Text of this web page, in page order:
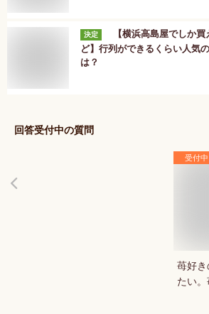
決定
【横浜高島屋でしか
ど】行列ができるくらい人気
は？
回答受付中の質問
受付中
苺好き
たい。